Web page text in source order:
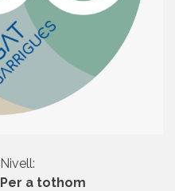
Nivell:
Per a tothom